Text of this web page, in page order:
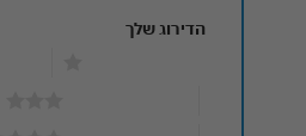
הדירוג שלך